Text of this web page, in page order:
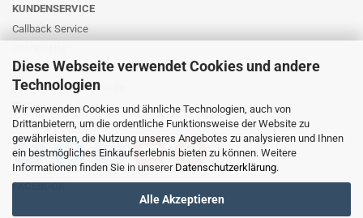
Diese Webseite verwendet Cookies und andere
Technologien
Wir verwenden Cookies und ähnliche Technologien, auch von
Drittanbietern, um die ordentliche Funktionsweise der Website zu
gewährleisten, die Nutzung unseres Angebotes zu analysieren und Ihnen
ein bestmögliches Einkaufserlebnis bieten zu können. Weitere
Informationen finden Sie in unserer Datenschutzerklärung.
Alle Akzeptieren
KUNDENSERVICE
Callback Service
Kontaktformular
E-Mail: info@likernow.de
Skype Live Support
Ihre Meinung und Ideen
FACEBOOK